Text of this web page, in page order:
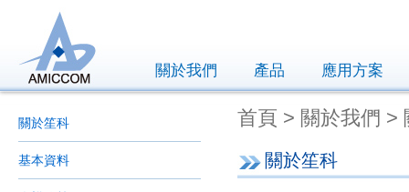
關於我們 產品 應用方案
關於笙科
基本資料
首頁 > 關於我們 >
關於笙科